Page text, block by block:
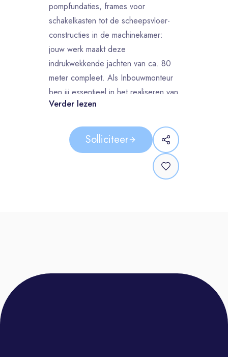
pompfundaties, frames voor
schakelkasten tot de scheepsvloer-
constructies in de machinekamer:
jouw werk maakt deze
indrukwekkende jachten van ca. 80
meter compleet. Als Inbouwmonteur
ben jij essentieel in het realiseren van
topkwaliteit, zowel in techniek als in
Dit ga je doen als
Inbouwmonteur
Bij Feadship werken we samen aan
frames aan boord: van
Verder lezen
Solliciteer